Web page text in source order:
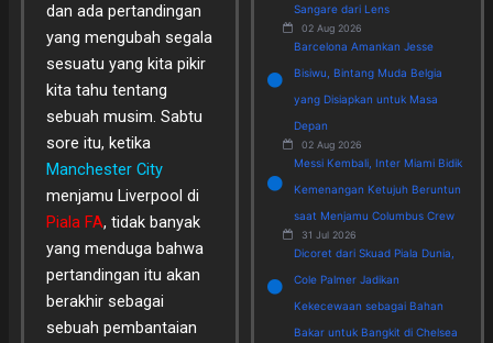
dan ada pertandingan
yang mengubah segala
sesuatu yang kita pikir
kita tahu tentang
sebuah musim. Sabtu
sore itu, ketika
Manchester City
menjamu Liverpool di
Piala FA, tidak banyak
yang menduga bahwa
pertandingan itu akan
berakhir sebagai
sebuah pembantaian
Sangare dari Lens
02 Aug 2026
Barcelona Amankan Jesse
Bisiwu, Bintang Muda Belgia
yang Disiapkan untuk Masa
Depan
02 Aug 2026
Messi Kembali, Inter Miami Bidik
Kemenangan Ketujuh Beruntun
saat Menjamu Columbus Crew
31 Jul 2026
Dicoret dari Skuad Piala Dunia,
Cole Palmer Jadikan
Kekecewaan sebagai Bahan
Bakar untuk Bangkit di Chelsea